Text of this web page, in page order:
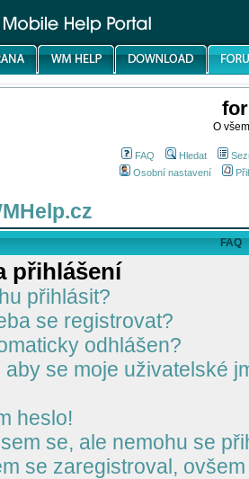
O
FAQ Hledat
Osobní nastavení
FAQ
přihlášení
přihlásit?
se registrovat?
odhlášen?
se moje uživatelské
heslo!
se, ale nemohu se
se zaregistroval,